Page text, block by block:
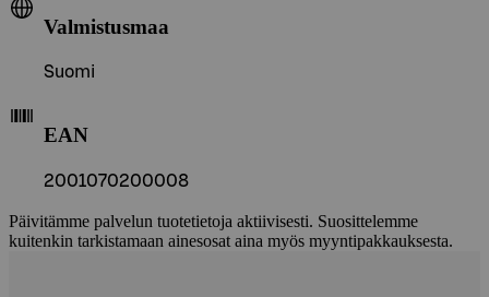
Valmistusmaa
Suomi
EAN
2001070200008
Päivitämme palvelun tuotetietoja aktiivisesti. Suosittelemme
kuitenkin tarkistamaan ainesosat aina myös myyntipakkauksesta.